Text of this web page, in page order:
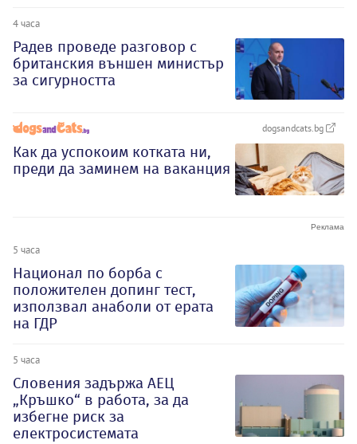
4 часа
Радев проведе разговор с
британския външен министър
за сигурността
dogsandcats.bg
Как да успокоим котката ни,
преди да заминем на ваканция
5 часа
Национал по борба с
положителен допинг тест,
използвал анаболи от ерата
на ГДР
5 часа
Словения задържа АЕЦ
„Кръшко“ в работа, за да
избегне риск за
електросистемата